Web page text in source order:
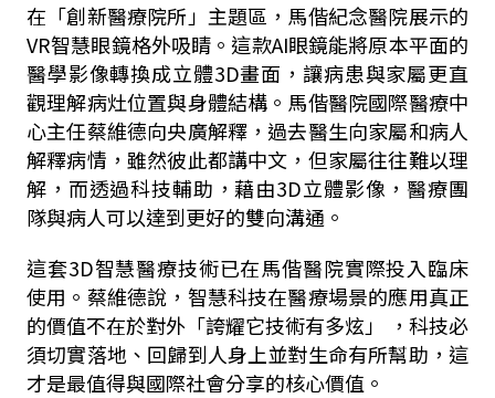
在「創新醫療院所」主題區，馬偕紀念醫院展示的
VR智慧眼鏡格外吸睛。這款AI眼鏡能將原本平面的
醫學影像轉換成立體3D畫面，讓病患與家屬更直
觀理解病灶位置與身體結構。馬偕醫院國際醫療中
心主任蔡維德向央廣解釋，過去醫生向家屬和病人
解釋病情，雖然彼此都講中文，但家屬往往難以理
解，而透過科技輔助，藉由3D立體影像，醫療團
隊與病人可以達到更好的雙向溝通。
這套3D智慧醫療技術已在馬偕醫院實際投入臨床
使用。蔡維德說，智慧科技在醫療場景的應用真正
的價值不在於對外「誇耀它技術有多炫」 ，科技必
須切實落地、回歸到人身上並對生命有所幫助，這
才是最值得與國際社會分享的核心價值。